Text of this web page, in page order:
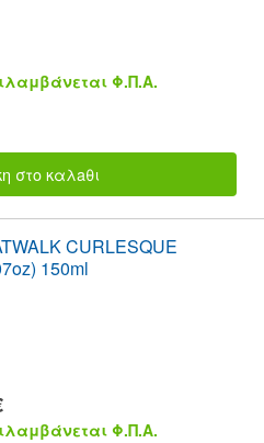
Φ.Π.Α.
στο καλaθι
CURLESQUE
150ml
Φ.Π.Α.